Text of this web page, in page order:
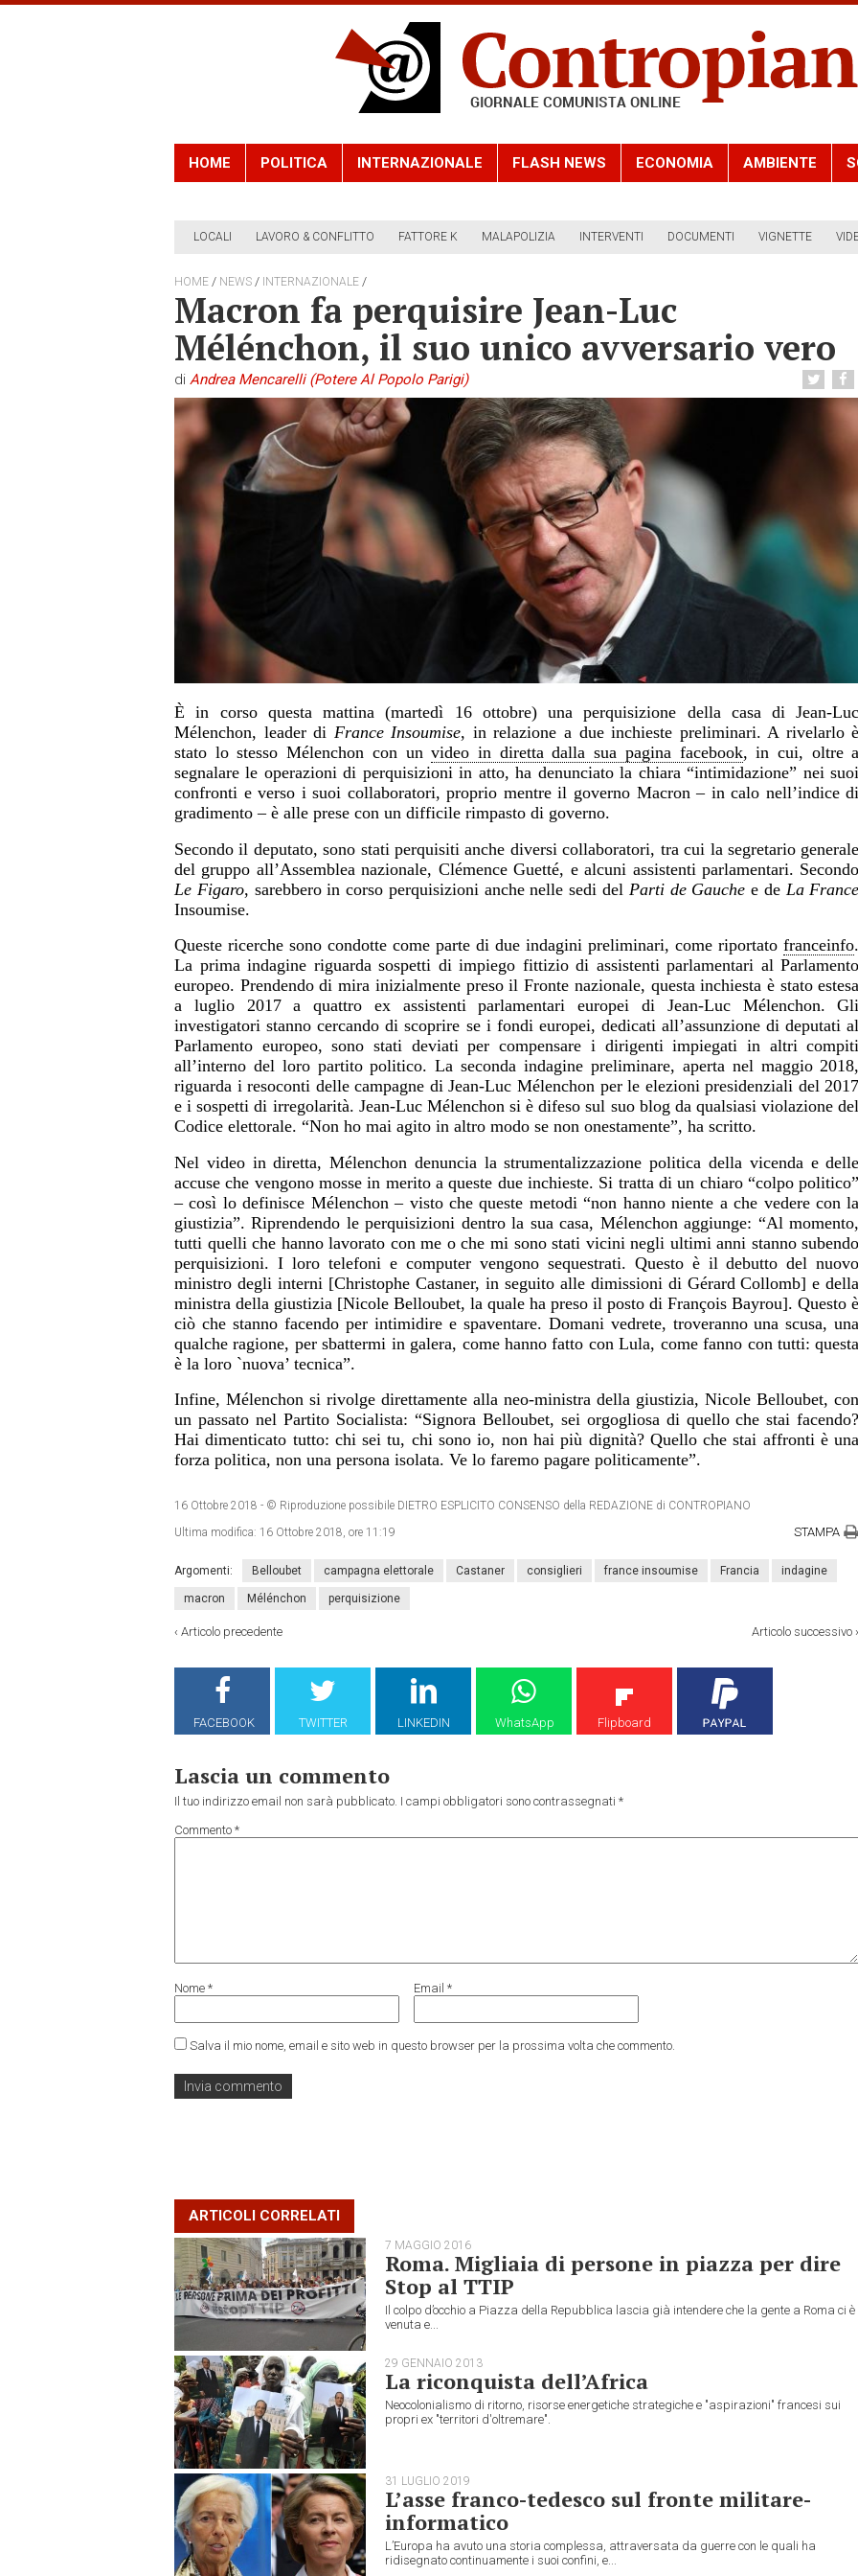
HOME POLITICA INTERNAZIONALE FLASH NEWS ECONOMIA AMBIENTE
LOCALI LAVORO & CONFLITTO FATTORE K MALAPOLIZIA INTERVENTI DOCUMENTI VIGNETTE
HOME / NEWS / INTERNAZIONALE /
Macron fa perquisire Jean-Luc
Mélénchon, il suo unico avversario vero
di Andrea Mencarelli (Potere Al Popolo Parigi)
È in corso questa mattina (martedì 16 ottobre) una perquisizione della casa di Jean-Luc
Mélenchon, leader di France Insoumise, in relazione a due inchieste preliminari. A rivelarlo è
stato lo stesso Mélenchon con unvideo in diretta dalla sua pagina facebook, in cui, oltre a
segnalare le operazioni di perquisizioni in atto, ha denunciato la chiara “intimidazione” nei suoi
confronti e verso i suoi collaboratori, proprio mentre il governo Macron – in calo nell’indice di
gradimento – è alle prese con un difficile rimpasto di governo.
Secondo il deputato, sono stati perquisiti anche diversi collaboratori, tra cui la segretario generale
del gruppo all’Assemblea nazionale, Clémence Guetté, e alcuni assistenti parlamentari. Secondo
Le Figaro, sarebbero in corso perquisizioni anche nelle sedi del Parti de Gauche e de La France
Insoumise.
Queste ricerche sono condotte come parte di due indagini preliminari, come riportatofranceinfo.
La prima indagine riguarda sospetti di impiego fittizio di assistenti parlamentari al Parlamento
europeo. Prendendo di mira inizialmente preso il Fronte nazionale, questa inchiesta è stato estesa
a luglio 2017 a quattro ex assistenti parlamentari europei di Jean-Luc Mélenchon. Gli
investigatori stanno cercando di scoprire se i fondi europei, dedicati all’assunzione di deputati al
Parlamento europeo, sono stati deviati per compensare i dirigenti impiegati in altri compiti
all’interno del loro partito politico. La seconda indagine preliminare, aperta nel maggio 2018,
riguarda i resoconti delle campagne di Jean-Luc Mélenchon per le elezioni presidenziali del 2017
e i sospetti di irregolarità. Jean-Luc Mélenchon si è difeso sul suo blog da qualsiasi violazione del
Codice elettorale. “Non ho mai agito in altro modo se non onestamente”, ha scritto.
Nel video in diretta, Mélenchon denuncia la strumentalizzazione politica della vicenda e delle
accuse che vengono mosse in merito a queste due inchieste. Si tratta di un chiaro “colpo politico”
– così lo definisce Mélenchon – visto che queste metodi “non hanno niente a che vedere con la
giustizia”. Riprendendo le perquisizioni dentro la sua casa, Mélenchon aggiunge: “Al momento,
tutti quelli che hanno lavorato con me o che mi sono stati vicini negli ultimi anni stanno subendo
perquisizioni. I loro telefoni e computer vengono sequestrati. Questo è il debutto del nuovo
ministro degli interni [Christophe Castaner, in seguito alle dimissioni di Gérard Collomb] e della
ministra della giustizia [Nicole Belloubet, la quale ha preso il posto di François Bayrou]. Questo è
ciò che stanno facendo per intimidire e spaventare. Domani vedrete, troveranno una scusa, una
qualche ragione, per sbattermi in galera, come hanno fatto con Lula, come fanno con tutti: questa
è la loro `nuova’ tecnica”.
Infine, Mélenchon si rivolge direttamente alla neo-ministra della giustizia, Nicole Belloubet, con
un passato nel Partito Socialista: “Signora Belloubet, sei orgogliosa di quello che stai facendo?
Hai dimenticato tutto: chi sei tu, chi sono io, non hai più dignità? Quello che stai affronti è una
forza politica, non una persona isolata. Ve lo faremo pagare politicamente”.
16 Ottobre 2018 - © Riproduzione possibile DIETRO ESPLICITO CONSENSO della REDAZIONE di CONTROPIANO
Ultima modifica: 16 Ottobre 2018, ore 11:19 STAMPA
Argomenti: Belloubet campagna elettorale Castaner consiglieri france insoumise Francia indagine
macron Mélénchon perquisizione
‹ Articolo precedente Articolo successivo ›
FACEBOOK TWITTER LINKEDIN WhatsApp Flipboard
Lascia un commento
Il tuo indirizzo email non sarà pubblicato. I campi obbligatori sono contrassegnati *
Commento *
Nome * Email *
Salva il mio nome, email e sito web in questo browser per la prossima volta che commento.
ARTICOLI CORRELATI
7 MAGGIO 2016
Roma. Migliaia di persone in piazza per dire
Stop al TTIP
Il colpo d’occhio a Piazza della Repubblica lascia già intendere che la gente a Roma ci è
venuta e...
29 GENNAIO 2013
La riconquista dell’Africa
Neocolonialismo di ritorno, risorse energetiche strategiche e "aspirazioni" francesi sui
propri ex "territori d'oltremare".
31 LUGLIO 2019
L’asse franco-tedesco sul fronte militare-
informatico
L’Europa ha avuto una storia complessa, attraversata da guerre con le quali ha
ridisegnato continuamente i suoi confini, e...